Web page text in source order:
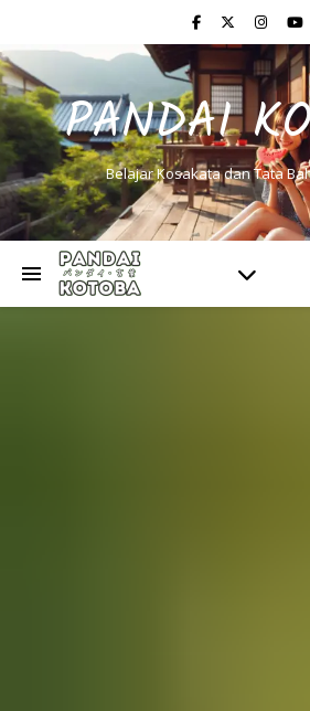
PANDAI
Belajar Kosakata dan Tata